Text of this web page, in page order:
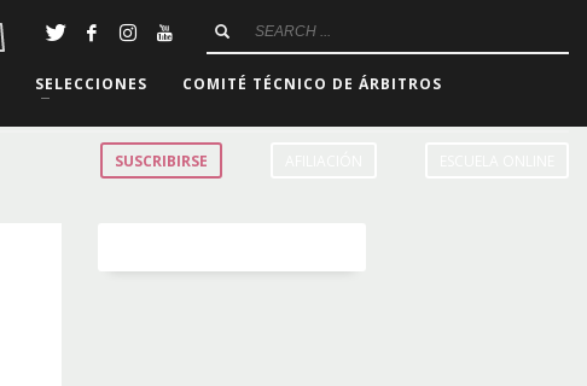
SELECCIONES
COMITÉ TÉCNICO DE ÁRBITROS
SUSCRIBIRSE